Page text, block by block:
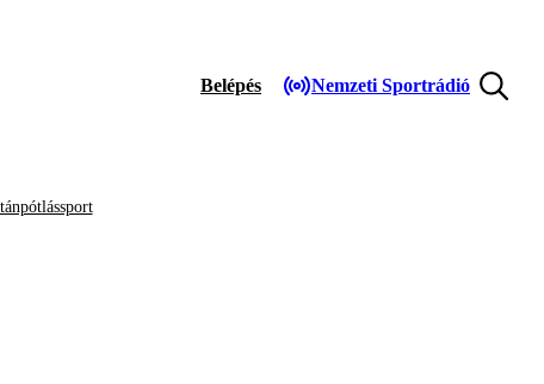
Belépés Nemzeti Sportrádió